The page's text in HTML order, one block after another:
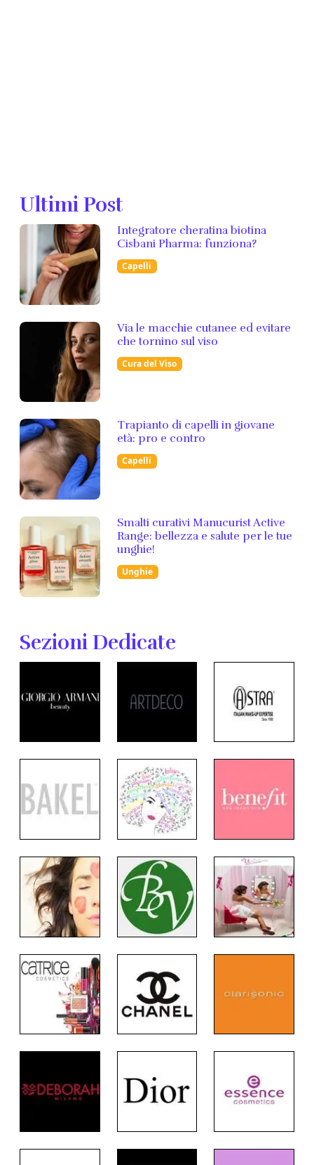
Ultimi Post
Integratore cheratina biotina
Cisbani Pharma: funziona?
Capelli
Via le macchie cutanee ed evitare
che tornino sul viso
Cura del Viso
Trapianto di capelli in giovane
età: pro e contro
Capelli
Smalti curativi Manucurist Active
Range: bellezza e salute per le tue
unghie!
Unghie
Sezioni Dedicate